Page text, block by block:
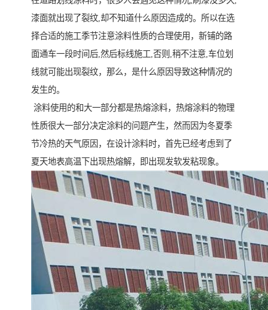
漆面就出现了裂纹,却不知道什么原因造成的。所以在选
择合适的施工季节注意涂料性质的合理使用，新铺的路
面通车一段时间后,然后标线施工,否则,稍不注意,车位划
线就可能出现裂纹，那么，是什么原因导致这种情况的
发生的。
涂料使用的和大一部分都是热熔涂料，热熔涂料的物理
性质很大一部分决定涂料的问题产生，然而因为冬夏季
节冷热的天气原因，在设计涂料时，首先已经考虑到了
夏天地表高温下出现热熔解，即出现发软发粘现象。